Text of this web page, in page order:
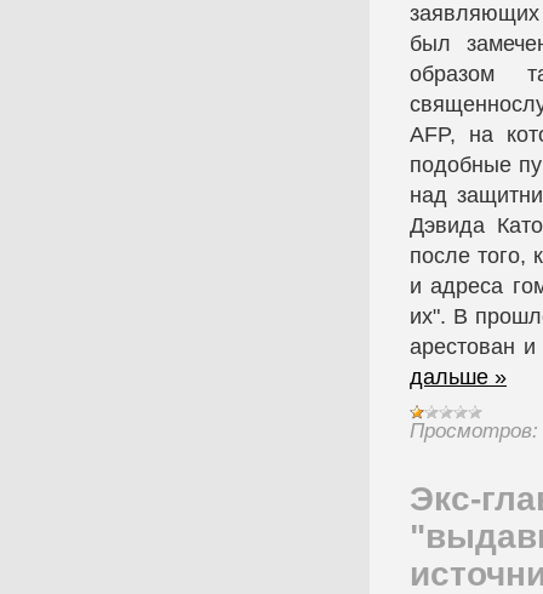
заявляющих
был
образом
AFP, на
подобные
над
Дэвида
после того,
и адреса
их". В
арестован
дальше »
Просмотров:
Экс-